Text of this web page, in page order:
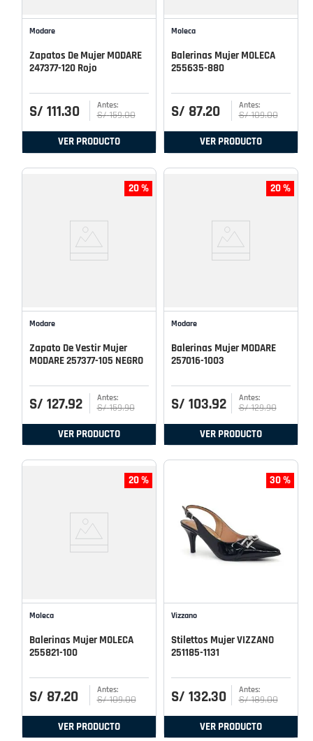
Modare
Zapatos De Mujer MODARE
247377-120 Rojo
S/ 111.30 S/ 159.00
VER PRODUCTO
Moleca
Balerinas Mujer MOLECA
255635-880
S/ 87.20 S/ 109.00
VER PRODUCTO
20 %
Modare
Zapato De Vestir Mujer
MODARE 257377-105 NEGRO
S/ 127.92 S/ 159.90
VER PRODUCTO
20 %
Modare
Balerinas Mujer MODARE
257016-1003
S/ 103.92 S/ 129.90
VER PRODUCTO
20 %
Moleca
Balerinas Mujer MOLECA
255821-100
S/ 87.20 S/ 109.00
VER PRODUCTO
30 %
Vizzano
Stilettos Mujer VIZZANO
251185-1131
S/ 132.30 S/ 189.00
VER PRODUCTO